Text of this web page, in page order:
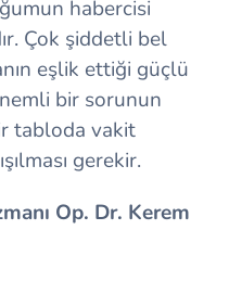
habercisi
Çok şiddetli bel
eşlik ettiği güçlü
bir sorunun
tabloda vakit
gerekir.
Op. Dr. Kerem